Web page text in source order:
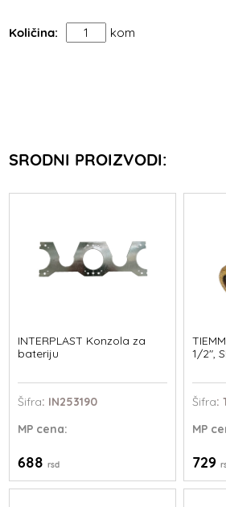
Količina: kom
SRODNI PROIZVODI:
INTERPLAST Konzola za
bateriju
Šifra: IN253190
MP cena:
688rsd
1/2",
Šifra:
MP
729